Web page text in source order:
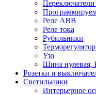
Переключатели
Реле ABB
Реле тока
Рубильники
Узо
Шина нулевая,
Розетки и
Светильники
Интерьерное